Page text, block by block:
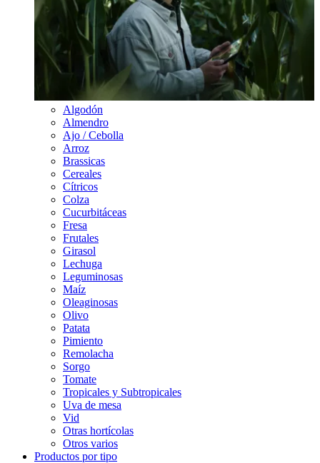
Algodón
Almendro
Ajo / Cebolla
Arroz
Brassicas
Cereales
Cítricos
Colza
Cucurbitáceas
Fresa
Frutales
Girasol
Lechuga
Leguminosas
Maíz
Oleaginosas
Olivo
Patata
Pimiento
Remolacha
Sorgo
Tomate
Tropicales y Subtropicales
Uva de mesa
Vid
Otras hortícolas
Otros varios
Productos por tipo